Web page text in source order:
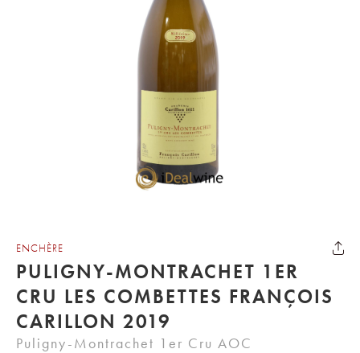
ENCHÈRE
PULIGNY-MONTRACHET 1ER
CRU LES COMBETTES FRANÇOIS
CARILLON 2019
Puligny-Montrachet 1er Cru AOC